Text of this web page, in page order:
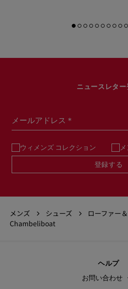
ニュースレター
メールアドレス＊
ウィメンズ コレクション
登録する
メンズ シューズ
ローファー
Chambeliboat
ヘルプ
お問い合わせ